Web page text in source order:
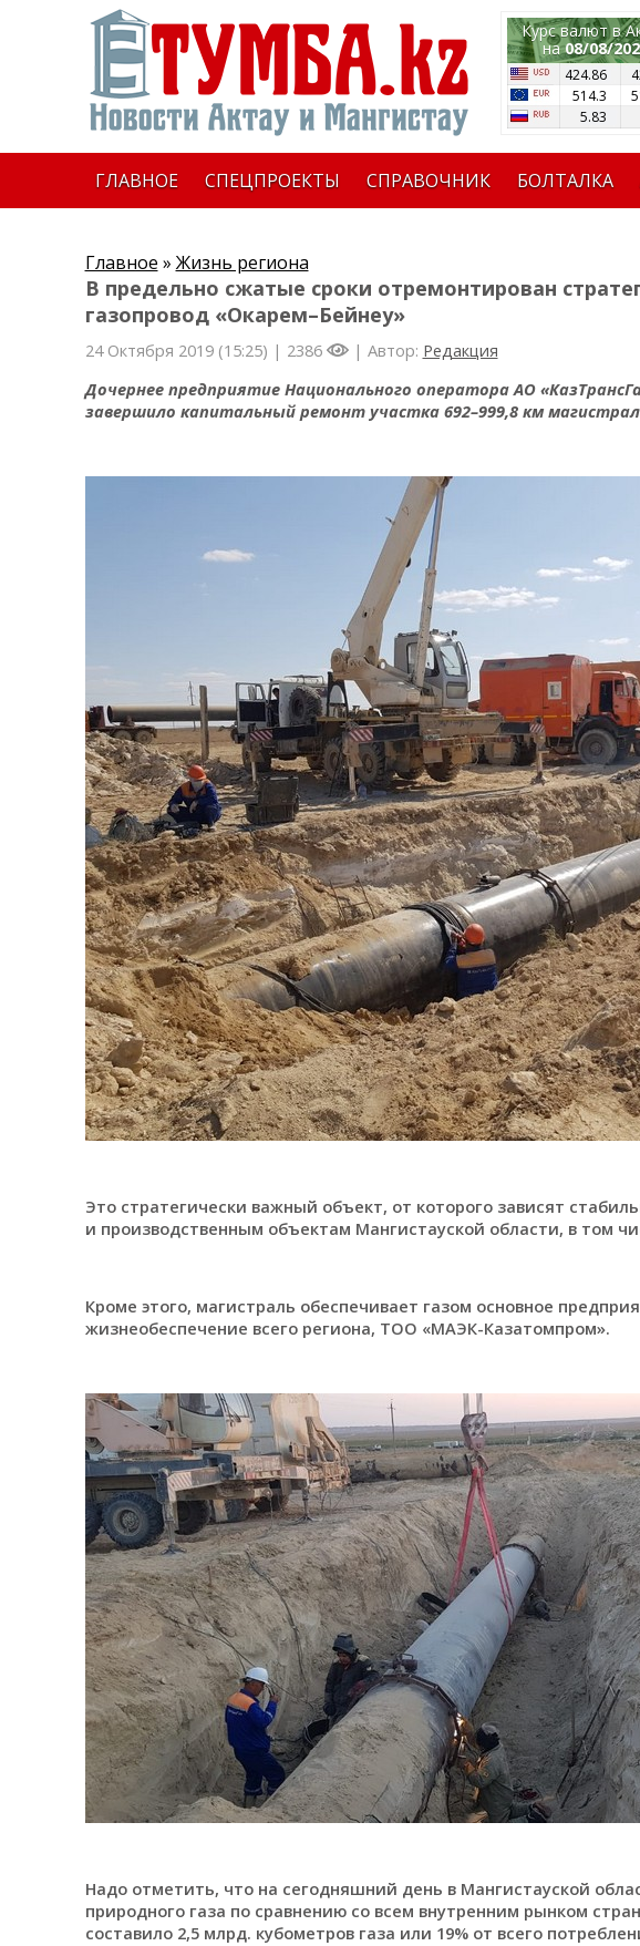
Курс валют в
на08/08/
424.86
514.3
5.83
ГЛАВНОЕ СПЕЦПРОЕКТЫ СПРАВОЧНИК БОЛТАЛКА
Главное » Жизнь региона
В предельно сжатые сроки отремонтирован
газопровод «Окарем–Бейнеу»
24 Октября 2019 (15:25) | 2386 | Автор: Редакция
Дочернее предприятие Национального оператора АО
завершило капитальный ремонт участка 692–999,8 км
Это стратегически важный объект, от которого зависят
и производственным объектам Мангистауской области, в том
Кроме этого, магистраль обеспечивает газом основное
жизнеобеспечение всего региона, ТОО «МАЭК-Казатомпром».
Надо отметить, что на сегодняшний день в Мангистауской
природного газа по сравнению со всем внутренним рынком
составило 2,5 млрд. кубометров газа или 19% от всего